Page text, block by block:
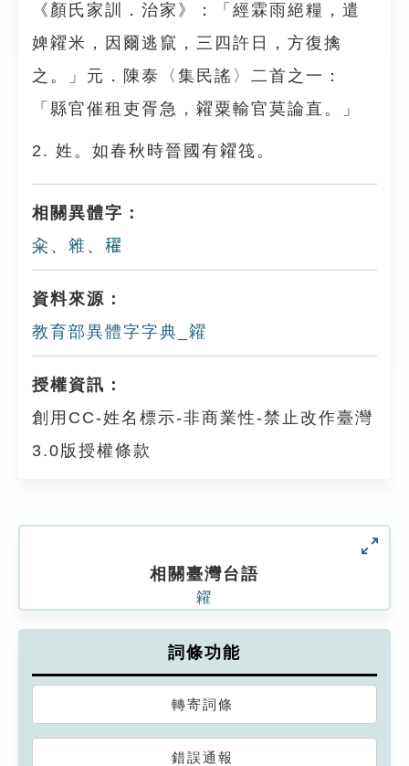
《顏氏家訓．治家》：「經霖雨絕糧，遣
婢糴米，因爾逃竄，三四許日，方復擒
之。」元．陳泰〈集民謠〉二首之一：
「縣官催租吏胥急，糴粟輸官莫論直。」
2. 姓。如春秋時晉國有糴筏。
相關異體字：
籴 、 䨀 、 𥣞
資料來源：
教育部異體字字典_糴
授權資訊：
創用CC-姓名標示-非商業性-禁止改作臺灣
3.0版授權條款
相關臺灣台語
糴
詞條功能
轉寄詞條
錯誤通報